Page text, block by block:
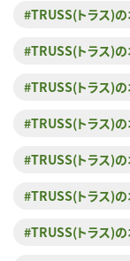
#TRUSS(トラス)
#TRUSS(トラス)
#TRUSS(トラス)の
#TRUSS(トラス)
#TRUSS(トラス)
#TRUSS(トラス)
#TRUSS(トラス)の